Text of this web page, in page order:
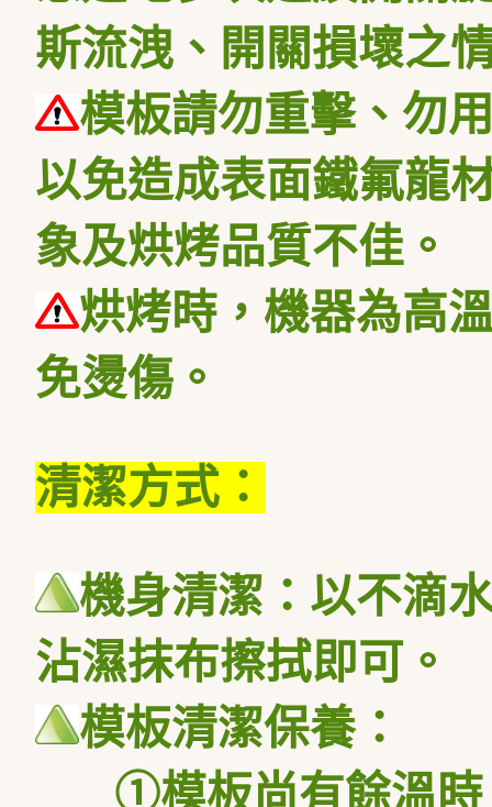
斯流洩、開關損壞之
模板請勿重擊、勿
以免造成表面鐵氟龍
象及烘烤品質不佳。
烘烤時，機器為高
免燙傷。
清潔方式：
機身清潔：以不滴
沾濕抹布擦拭即可。
模板清潔保養：
①模板尚有餘溫時